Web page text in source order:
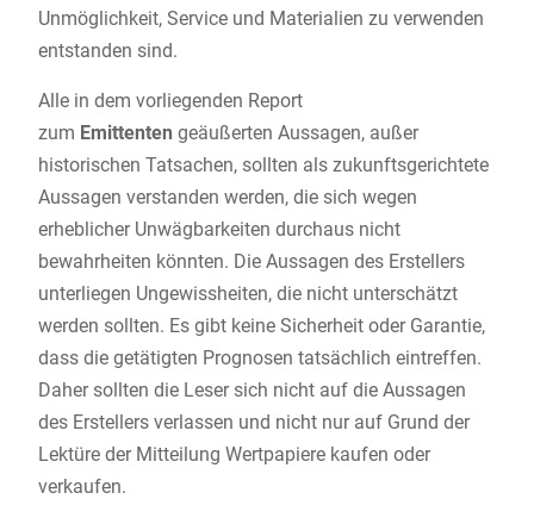
Unmöglichkeit, Service und Materialien zu verwenden
entstanden sind.
Alle in dem vorliegenden Report
zum Emittenten geäußerten Aussagen, außer
historischen Tatsachen, sollten als zukunftsgerichtete
Aussagen verstanden werden, die sich wegen
erheblicher Unwägbarkeiten durchaus nicht
bewahrheiten könnten. Die Aussagen des Erstellers
unterliegen Ungewissheiten, die nicht unterschätzt
werden sollten. Es gibt keine Sicherheit oder Garantie,
dass die getätigten Prognosen tatsächlich eintreffen.
Daher sollten die Leser sich nicht auf die Aussagen
des Erstellers verlassen und nicht nur auf Grund der
Lektüre der Mitteilung Wertpapiere kaufen oder
verkaufen.